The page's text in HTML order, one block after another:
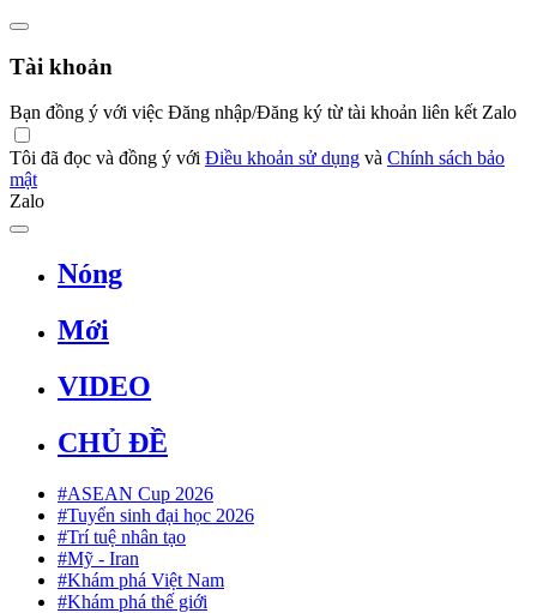
Tài khoản
Bạn đồng ý với việc Đăng nhập/Đăng ký từ tài khoản liên kết Zalo
Tôi đã đọc và đồng ý với Điều khoản sử dụng và Chính sách bảo
mật
Zalo
Nóng
Mới
VIDEO
CHỦ ĐỀ
#ASEAN Cup 2026
#Tuyển sinh đại học 2026
#Trí tuệ nhân tạo
#Mỹ - Iran
#Khám phá Việt Nam
#Khám phá thế giới